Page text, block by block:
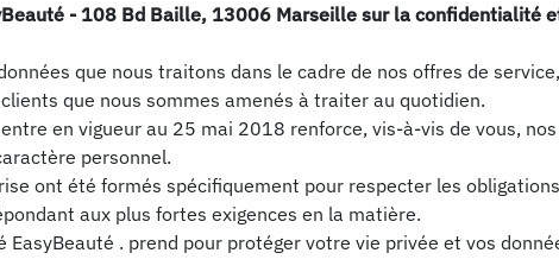
- 108 Bd Baille, 13006 Marseille sur la confidentialité
que nous traitons dans le cadre de nos offres de
que nous sommes amenés à traiter au quotidien.
en vigueur au 25 mai 2018 renforce, vis-à-vis de vous,
personnel.
ont été formés spécifiquement pour respecter les
aux plus fortes exigences en la matière.
EasyBeauté . prend pour protéger votre vie privée et vos